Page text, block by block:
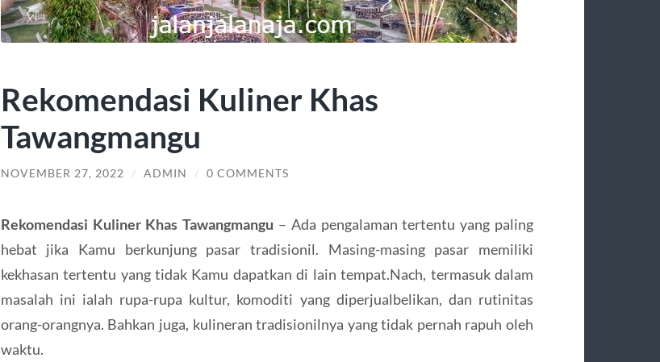
Rekomendasi Kuliner Khas
Tawangmangu
NOVEMBER 27, 2022 / ADMIN / 0 COMMENTS
Rekomendasi Kuliner Khas Tawangmangu – Ada pengalaman tertentu yang paling
hebat jika Kamu berkunjung pasar tradisionil. Masing-masing pasar memiliki
kekhasan tertentu yang tidak Kamu dapatkan di lain tempat.Nach, termasuk dalam
masalah ini ialah rupa-rupa kultur, komoditi yang diperjualbelikan, dan rutinitas
orang-orangnya. Bahkan juga, kulineran tradisionilnya yang tidak pernah rapuh oleh
waktu.